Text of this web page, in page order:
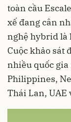
toàn cầu
xế đang cân
nghệ hybrid là
Cuộc khảo sát
nhiều quốc
Philippines,
Thái Lan, UAE